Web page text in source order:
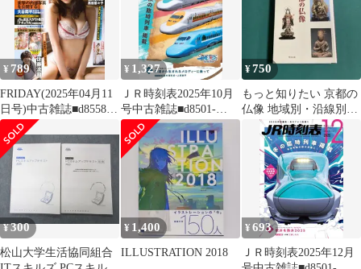
¥ 789
FRIDAY(2025年04月11
日号)中古雑誌■d8558-
20012-B-02-6
¥ 1,327
ＪＲ時刻表2025年10月
号中古雑誌■d8501-
20004-B-04-6
¥750
もっと知りたい 京都の
仏像 地域別・沿線別案
¥300
松山大学生活協同組合
¥ 1,400
ILLUSTRATION 2018
¥693
ＪＲ時刻表2025年12月